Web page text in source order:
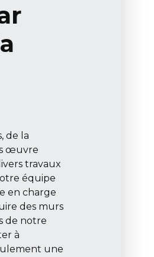
de la
œuvre
travaux
équipe
en charge
des murs
de notre
à
une